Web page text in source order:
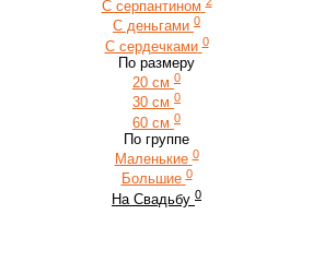
С серпантином
С деньгами 0
С сердечками 0
По размеру
20 см 0
30 см 0
60 см 0
По группе
Маленькие 0
Большие 0
На Свадьбу 0